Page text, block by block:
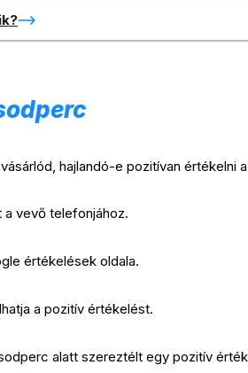
hajlandó-e pozitívan értékelni
a vevő telefonjához.
értékelések oldala.
a pozitív értékelést.
alatt szereztélt egy pozitív